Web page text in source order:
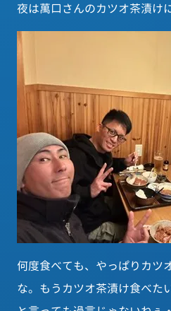
夜は萬口さんのカツオ茶漬け
何度食べても、やっぱりカツ
な。もうカツオ茶漬け食べた